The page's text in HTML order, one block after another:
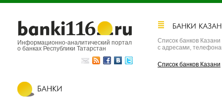
Информационно-аналитический портал
о банках Республики Татарстан
Список банков Казани
с адресами,
Список банков Казани